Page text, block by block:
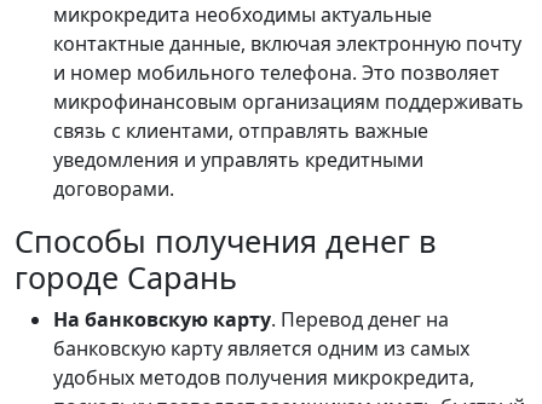
микрокредита необходимы актуальные
контактные данные, включая электронную почту
и номер мобильного телефона. Это позволяет
микрофинансовым организациям поддерживать
связь с клиентами, отправлять важные
уведомления и управлять кредитными
договорами.
Способы получения денег в
городе Сарань
На банковскую карту. Перевод денег на
банковскую карту является одним из самых
удобных методов получения микрокредита,